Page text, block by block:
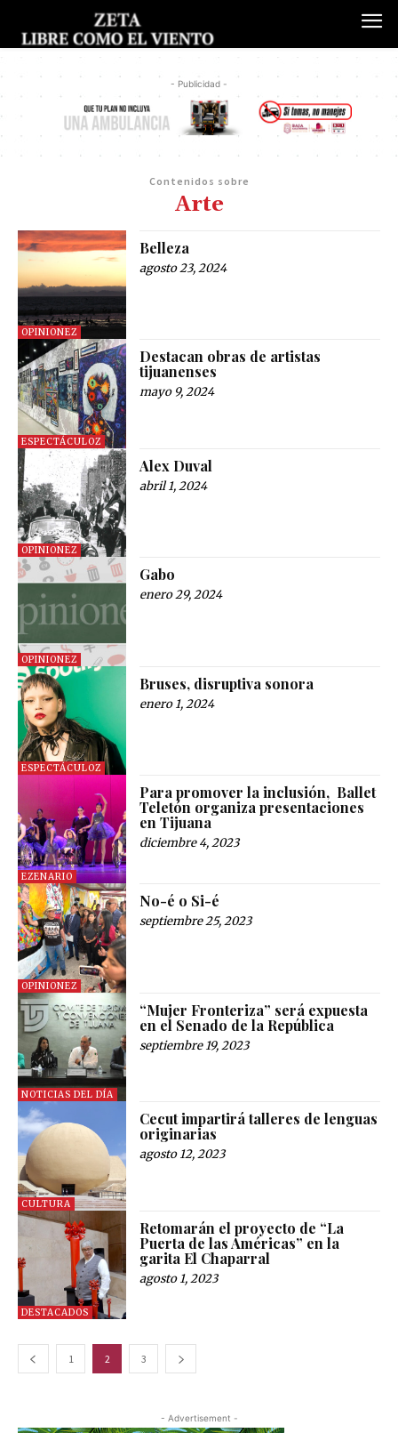
- Publicidad -
Contenidos sobre
Arte
OPINIONEZ
Belleza
agosto 23, 2024
ESPECTÁCULOZ
Destacan obras de artistas
tijuanenses
mayo 9, 2024
OPINIONEZ
Alex Duval
abril 1, 2024
OPINIONEZ
Gabo
enero 29, 2024
ESPECTÁCULOZ
Bruses, disruptiva sonora
enero 1, 2024
EZENARIO
Para promover la inclusión, Ballet
Teletón organiza presentaciones
en Tijuana
diciembre 4, 2023
OPINIONEZ
No-é o Si-é
septiembre 25, 2023
NOTICIAS DEL DÍA
“Mujer Fronteriza” será expuesta
en el Senado de la República
septiembre 19, 2023
CULTURA
Cecut impartirá talleres de lenguas
originarias
agosto 12, 2023
DESTACADOS
Retomarán el proyecto de “La
Puerta de las Américas” en la
garita El Chaparral
agosto 1, 2023
1 2 3
- Advertisement -